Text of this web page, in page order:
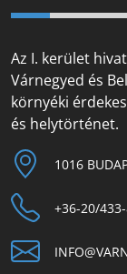
Az I. kerület
Várnegyed és
környéki
és helytörténet.
1016
+36-20/